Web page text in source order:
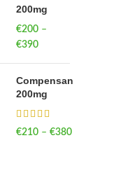
through
200mg
€200 –
€390
through
Compensan
200mg
€210 – €380